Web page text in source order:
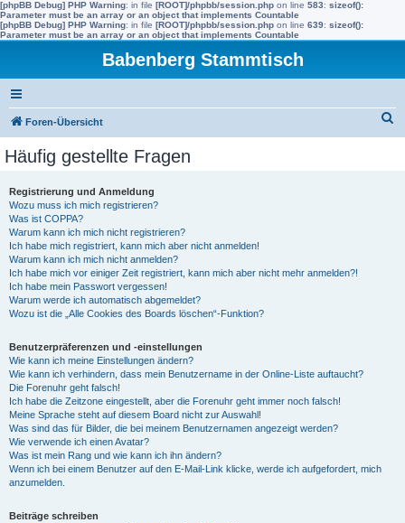
[phpBB Debug] PHP Warning: in file [ROOT]/phpbb/session.php on line 583: sizeof():
Parameter must be an array or an object that implements Countable
[phpBB Debug] PHP Warning: in file [ROOT]/phpbb/session.php on line 639: sizeof():
Parameter must be an array or an object that implements Countable
Babenberg Stammtisch
Foren-Übersicht
Häufig gestellte Fragen
Registrierung und Anmeldung
Wozu muss ich mich registrieren?
Was ist COPPA?
Warum kann ich mich nicht registrieren?
Ich habe mich registriert, kann mich aber nicht anmelden!
Warum kann ich mich nicht anmelden?
Ich habe mich vor einiger Zeit registriert, kann mich aber nicht mehr anmelden?!
Ich habe mein Passwort vergessen!
Warum werde ich automatisch abgemeldet?
Wozu ist die „Alle Cookies des Boards löschen“-Funktion?
Benutzerpräferenzen und -einstellungen
Wie kann ich meine Einstellungen ändern?
Wie kann ich verhindern, dass mein Benutzername in der Online-Liste auftaucht?
Die Forenuhr geht falsch!
Ich habe die Zeitzone eingestellt, aber die Forenuhr geht immer noch falsch!
Meine Sprache steht auf diesem Board nicht zur Auswahl!
Was sind das für Bilder, die bei meinem Benutzernamen angezeigt werden?
Wie verwende ich einen Avatar?
Was ist mein Rang und wie kann ich ihn ändern?
Wenn ich bei einem Benutzer auf den E-Mail-Link klicke, werde ich aufgefordert, mich
anzumelden.
Beiträge schreiben